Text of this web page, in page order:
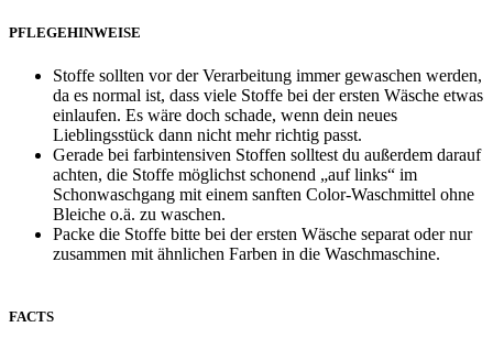
PFLEGEHINWEISE
Stoffe sollten vor der Verarbeitung immer gewaschen werden,
da es normal ist, dass viele Stoffe bei der ersten Wäsche etwas
einlaufen. Es wäre doch schade, wenn dein neues
Lieblingsstück dann nicht mehr richtig passt.
Gerade bei farbintensiven Stoffen solltest du außerdem darauf
achten, die Stoffe möglichst schonend „auf links“ im
Schonwaschgang mit einem sanften Color-Waschmittel ohne
Bleiche o.ä. zu waschen.
Packe die Stoffe bitte bei der ersten Wäsche separat oder nur
zusammen mit ähnlichen Farben in die Waschmaschine.
FACTS